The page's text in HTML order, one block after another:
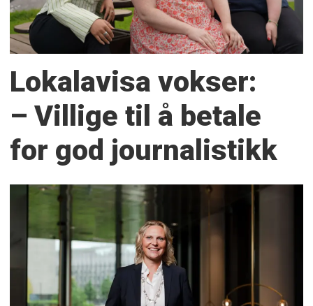
Lokalavisa vokser:
– Villige til å betale
for god journalistikk